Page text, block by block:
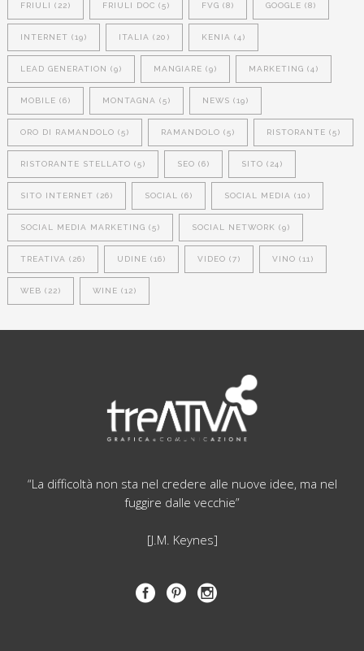
FRIULI (22) FRIULI DOC (5) FVG (8) GOOGLE (8)
INTERNET (19) ITALIA (20) KENIA (4)
LEAD GENERATION (9) MANGIARE (9) MARKETING (4)
MOBILE (6) MONTAGNA (5) NEWS (19)
ORO DI RAMANDOLO (5) RAMANDOLO (5) RISTORANTE (5)
RISTORANTE STELLATO (5) SEO (6) SITO (24)
SITO INTERNET (26) SOCIAL (6) SOCIAL MEDIA (10)
SOCIAL MEDIA MARKETING (5) SOCIAL NETWORK (9)
TREATIVA (26) UDINE (16) VIDEO (7) VINO (11)
WEB (22) WINE (12)
“La difficoltà non sta nel credere alle nuove idee, ma nel
fuggire dalle vecchie”
[J.M. Keynes]